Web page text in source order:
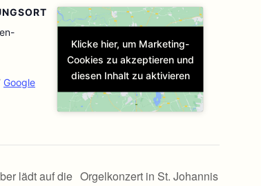
Google
Klicke hier, um Marketing-
Cookies zu akzeptieren und
diesen Inhalt zu aktivieren
lädt auf die Orgelkonzert in St. Johannis